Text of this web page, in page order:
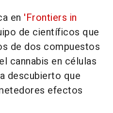
en 'Frontiers in
de científicos que
de dos compuestos
cannabis en células
descubierto que
efectos